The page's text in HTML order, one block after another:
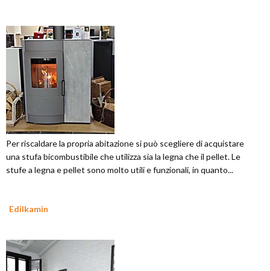
Per riscaldare la propria abitazione si può scegliere di acquistare
una stufa bicombustibile che utilizza sia la legna che il pellet. Le
stufe a legna e pellet sono molto utili e funzionali, in quanto...
Edilkamin